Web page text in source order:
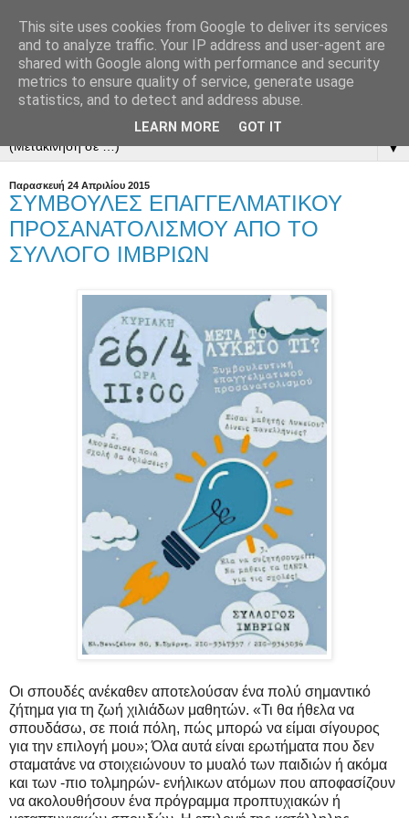
▼
Παρασκευή 24 Απριλίου 2015
ΣΥΜΒΟΥΛΕΣ ΕΠΑΓΓΕΛΜΑΤΙΚΟΥ
ΠΡΟΣΑΝΑΤΟΛΙΣΜΟΥ ΑΠΟ ΤΟ
ΣΥΛΛΟΓΟ ΙΜΒΡΙΩΝ
Οι σπουδές ανέκαθεν αποτελούσαν ένα πολύ σημαντικό
ζήτημα για τη ζωή χιλιάδων μαθητών. «Τι θα ήθελα να
σπουδάσω, σε ποιά πόλη, πώς μπορώ να είμαι σίγουρος
για την επιλογή μου»; Όλα αυτά είναι ερωτήματα που δεν
σταματάνε να στοιχειώνουν το μυαλό των παιδιών ή ακόμα
και των -πιο τολμηρών- ενήλικων ατόμων που αποφασίζουν
να ακολουθήσουν ένα πρόγραμμα προπτυχιακών ή
This site uses cookies from Google to deliver its services
and to analyze traffic. Your IP address and user-agent are
shared with Google along with performance and security
metrics to ensure quality of service, generate usage
statistics, and to detect and address abuse.
LEARN MORE GOT IT